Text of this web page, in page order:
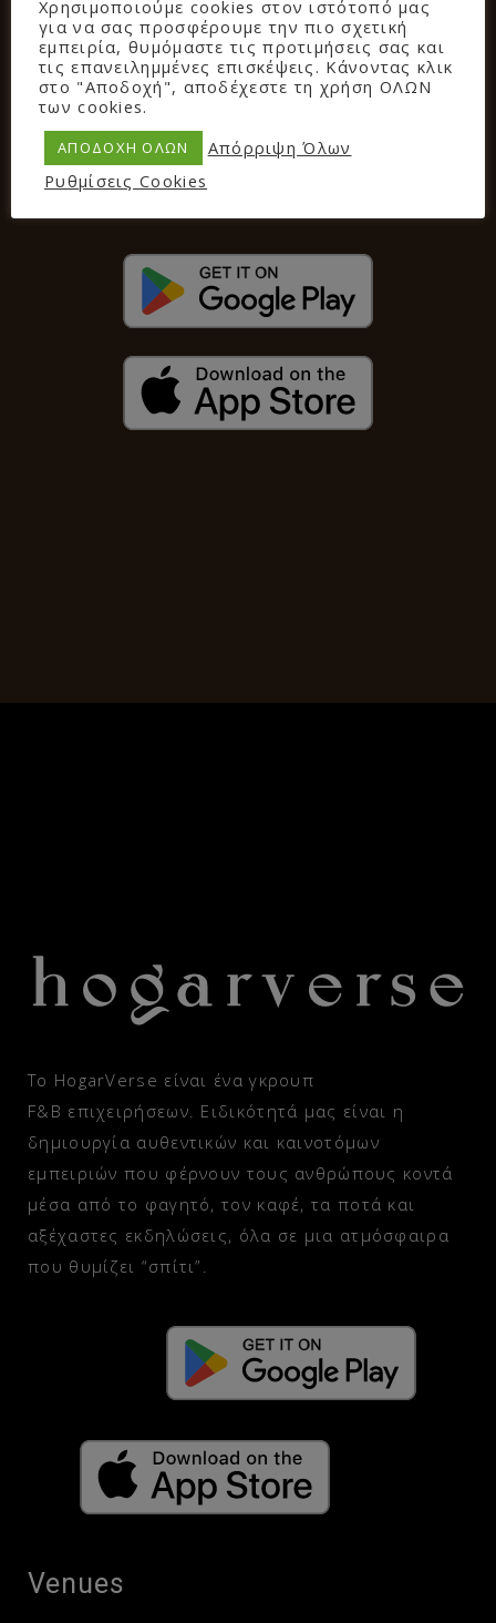
REWARDS
Το HogarVerse είναι ένα γκρουπ
F&B επιχειρήσεων. Ειδικότητά μας είναι η
δημιουργία αυθεντικών και καινοτόμων
εμπειριών που φέρνουν τους ανθρώπους κοντά
μέσα από το φαγητό, τον καφέ, τα ποτά και
αξέχαστες εκδηλώσεις, όλα σε μια ατμόσφαιρα
που θυμίζει “σπίτι”.
GET IT ON
Venues
Χρησιμοποιούμε cookies στον ιστότοπό μας
για να σας προσφέρουμε την πιο σχετική
εμπειρία, θυμόμαστε τις προτιμήσεις σας και
τις επανειλημμένες επισκέψεις. Κάνοντας κλικ
στο "Αποδοχή", αποδέχεστε τη χρήση ΟΛΩΝ
των cookies.
ΑΠΟΔΟΧΗ ΟΛΩΝ
Απόρριψη Όλων
Ρυθμίσεις Cookies